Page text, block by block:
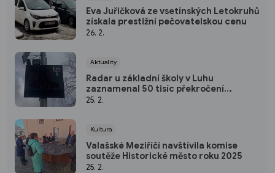
Eva Juřičková ze vsetínských Letokruhů
získala prestižní pečovatelskou cenu
26. 2.
Aktuality
Radar u základní školy v Luhu
zaznamenal 50 tisíc překročení
rychlosti
25. 2.
Kultura
Valašské Meziříčí navštívila komise
soutěže Historické město roku 2025
25. 2.